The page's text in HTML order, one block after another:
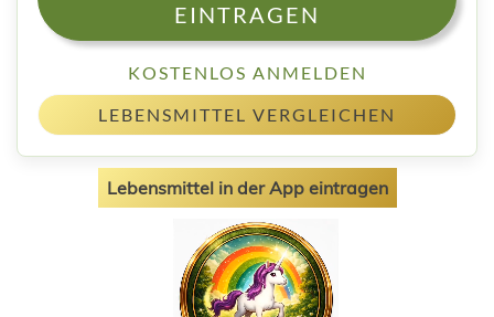
EINTRAGEN
KOSTENLOS ANMELDEN
LEBENSMITTEL VERGLEICHEN
Lebensmittel in der App eintragen